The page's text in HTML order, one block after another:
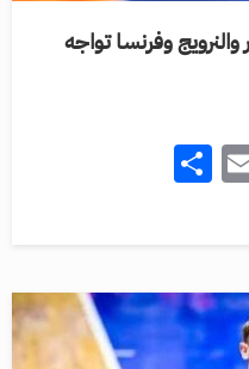
وفرنسا تواجه
Email